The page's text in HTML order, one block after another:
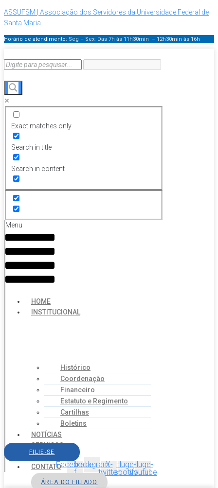
ASSUFSM | Associação dos Servidores da Universidade Federal de
Santa Maria
Horário de atendimento: Seg – Sex: Das 7h às 11h30min – 12h30min às 16h
Exact matches only
Search in title
Search in content
Menu
HOME
INSTITUCIONAL
Histórico
Coordenação
Financeiro
Estatuto e Regimento
Cartilhas
Boletins
NOTÍCIAS
SERVIÇOS
AGENDA
CONTATO
FILIE-SE
Facebook-
f
InstagramX-
twitter
Huge-
spotify
Huge-
youtube
ÁREA DO FILIADO